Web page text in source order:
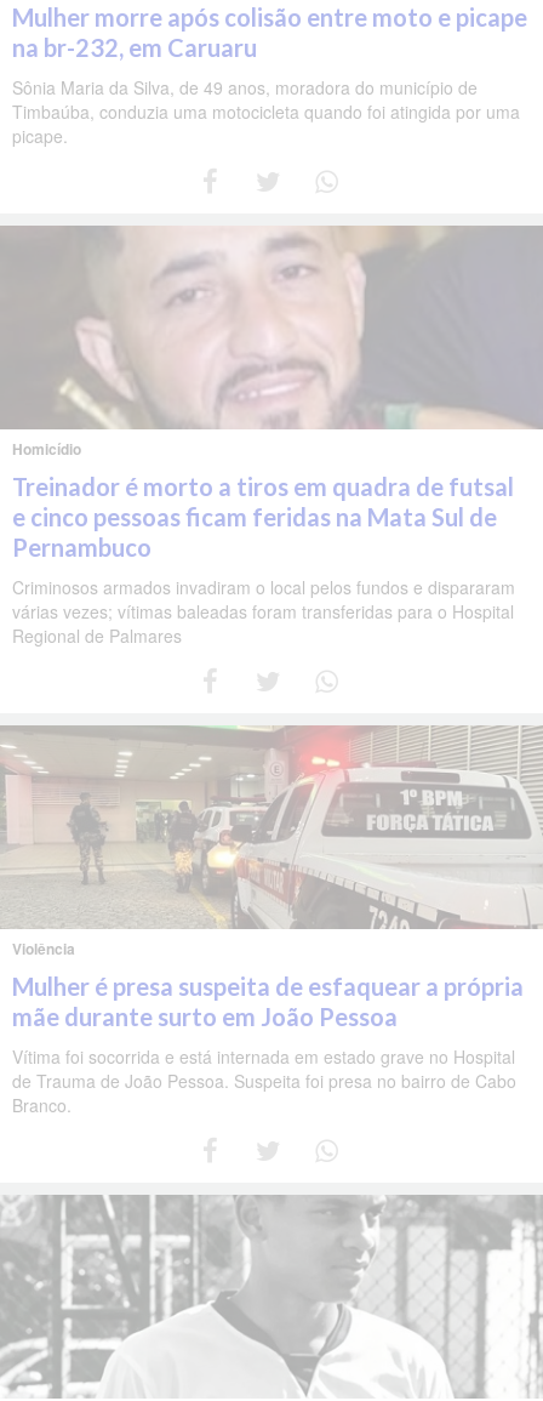
Mulher morre após colisão entre moto e picape
na br-232, em Caruaru
Sônia Maria da Silva, de 49 anos, moradora do município de
Timbaúba, conduzia uma motocicleta quando foi atingida por uma
picape.
Homicídio
Treinador é morto a tiros em quadra de futsal
e cinco pessoas ficam feridas na Mata Sul de
Pernambuco
Criminosos armados invadiram o local pelos fundos e dispararam
várias vezes; vítimas baleadas foram transferidas para o Hospital
Regional de Palmares
Violência
Mulher é presa suspeita de esfaquear a própria
mãe durante surto em João Pessoa
Vítima foi socorrida e está internada em estado grave no Hospital
de Trauma de João Pessoa. Suspeita foi presa no bairro de Cabo
Branco.